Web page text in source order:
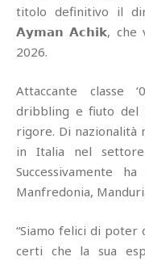
titolo definitivo il
𝗔𝘆𝗺𝗮𝗻 𝗔𝗰𝗵𝗶𝗸, che
2026.
Attaccante classe
dribbling e fiuto del
rigore. Di nazionalità
in Italia nel settore
Successivamente
Manfredonia,
“Siamo felici di poter
certi che la sua